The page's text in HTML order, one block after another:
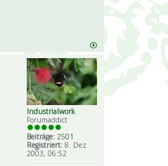
Industrialwork
Forumaddict
Beiträge: 2501
Registriert: 8. Dez
2003, 06:52